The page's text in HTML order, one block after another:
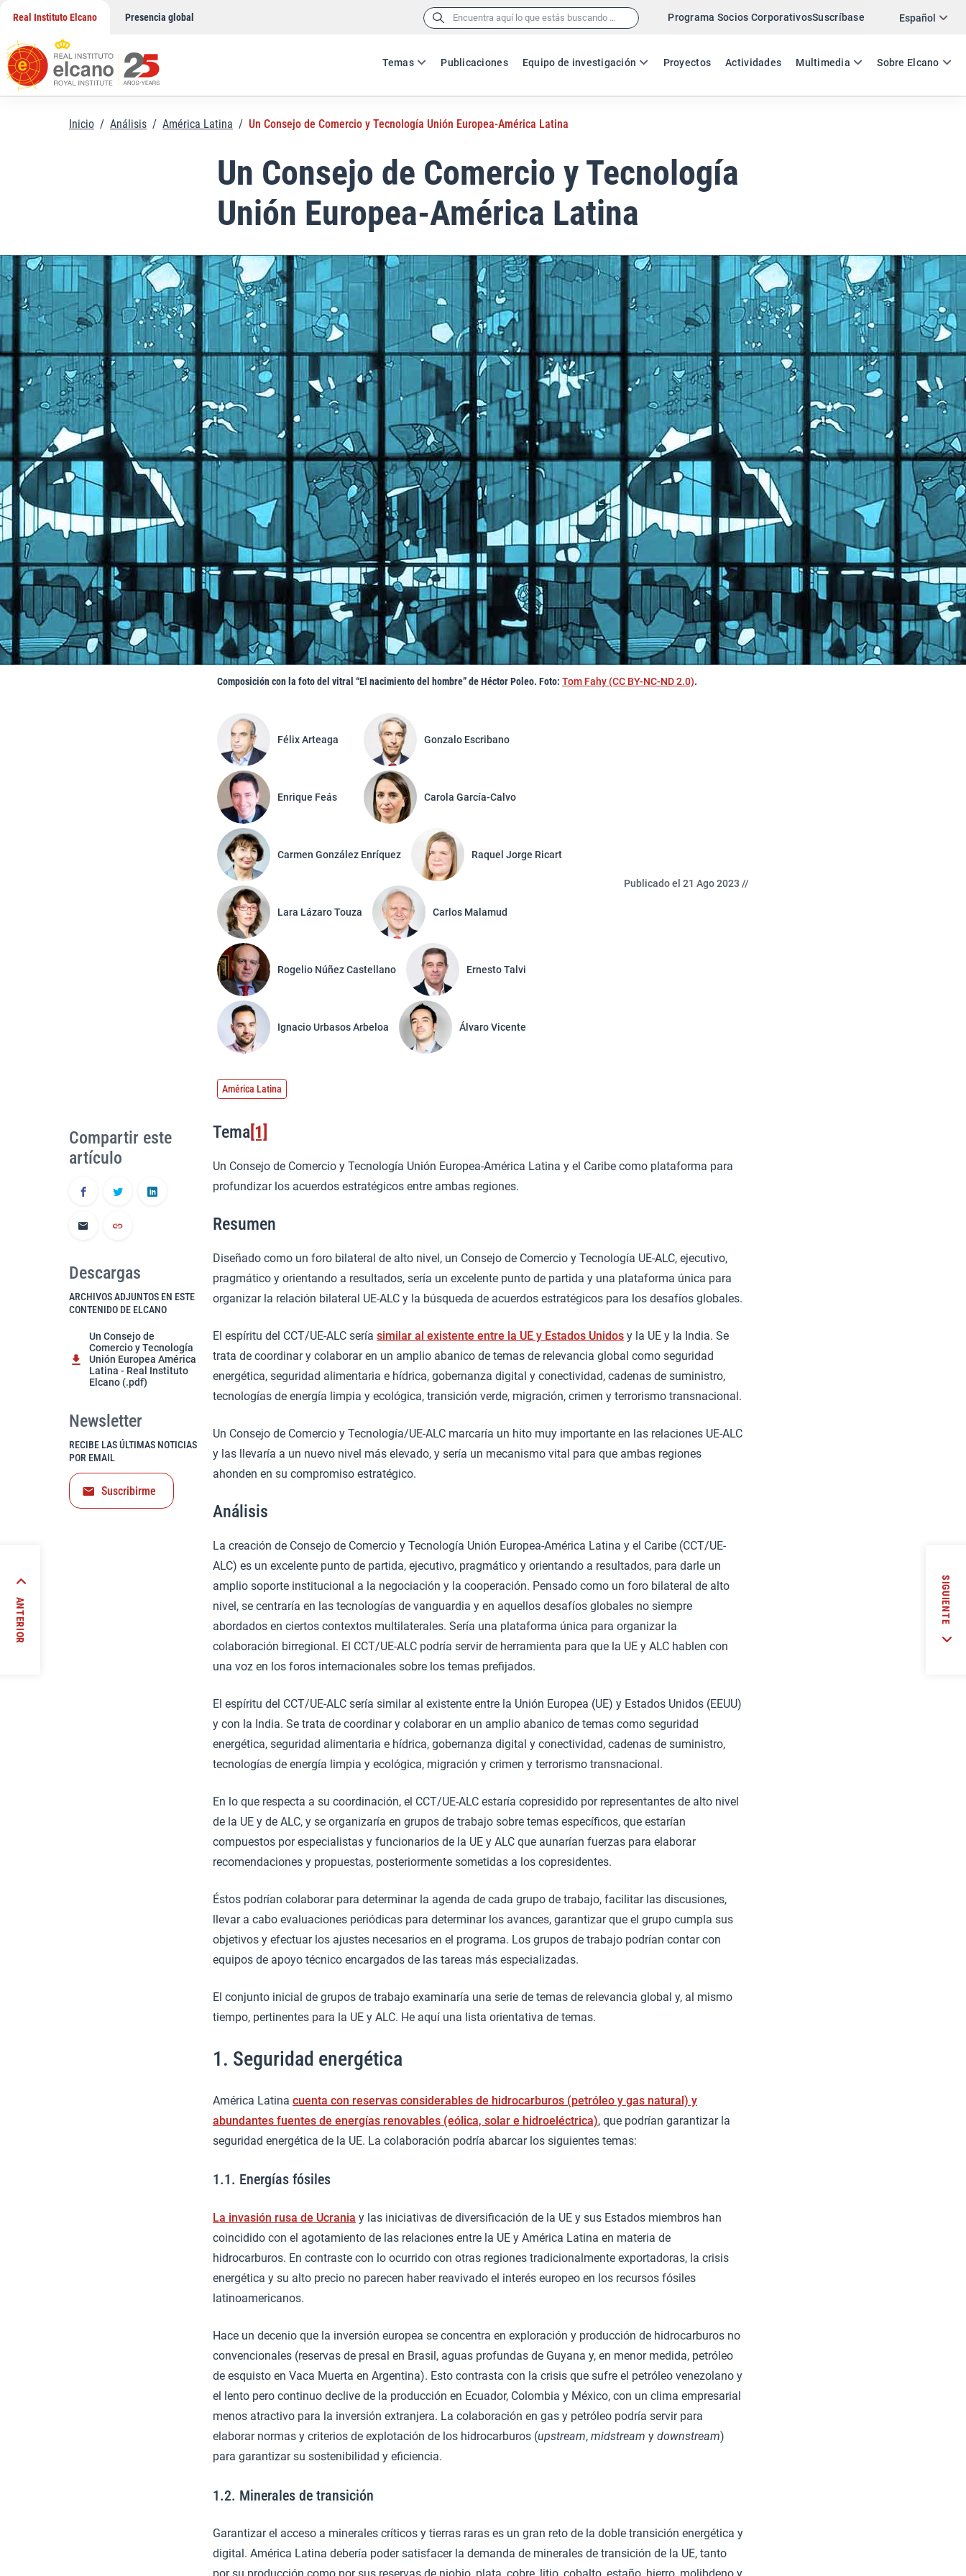
contenido
Real Instituto Elcano Presencia global Buscar: Programa Socios CorporativosSuscríbase Español
ES EN
Temas Publicaciones Equipo de investigación Proyectos Actividades Multimedia Sobre Elcano
Twitter
Inicio / Análisis / América Latina / Un Consejo de Comercio y Tecnología Unión Europea-América Latina
Un Consejo de Comercio y Tecnología
Unión Europea-América Latina
Composición con la foto del vitral “El nacimiento del hombre” de Héctor Poleo. Foto: Tom Fahy (CC BY-NC-ND 2.0).
Félix Arteaga Gonzalo Escribano
Enrique Feás Carola García-Calvo
Carmen González Enríquez Raquel Jorge Ricart
Lara Lázaro Touza Carlos Malamud
Rogelio Núñez Castellano Ernesto Talvi
Ignacio Urbasos Arbeloa Álvaro Vicente
Publicado el 21 Ago 2023 //
América Latina
Tema[1]
Un Consejo de Comercio y Tecnología Unión Europea-América Latina y el Caribe como plataforma para
profundizar los acuerdos estratégicos entre ambas regiones.
Resumen
Diseñado como un foro bilateral de alto nivel, un Consejo de Comercio y Tecnología UE-ALC, ejecutivo,
pragmático y orientando a resultados, sería un excelente punto de partida y una plataforma única para
organizar la relación bilateral UE-ALC y la búsqueda de acuerdos estratégicos para los desafíos globales.
El espíritu del CCT/UE-ALC sería similar al existente entre la UE y Estados Unidos y la UE y la India. Se
trata de coordinar y colaborar en un amplio abanico de temas de relevancia global como seguridad
energética, seguridad alimentaria e hídrica, gobernanza digital y conectividad, cadenas de suministro,
tecnologías de energía limpia y ecológica, transición verde, migración, crimen y terrorismo transnacional.
Un Consejo de Comercio y Tecnología/UE-ALC marcaría un hito muy importante en las relaciones UE-ALC
y las llevaría a un nuevo nivel más elevado, y sería un mecanismo vital para que ambas regiones
ahonden en su compromiso estratégico.
Análisis
La creación de Consejo de Comercio y Tecnología Unión Europea-América Latina y el Caribe (CCT/UE-
ALC) es un excelente punto de partida, ejecutivo, pragmático y orientando a resultados, para darle un
amplio soporte institucional a la negociación y la cooperación. Pensado como un foro bilateral de alto
nivel, se centraría en las tecnologías de vanguardia y en aquellos desafíos globales no siempre
abordados en ciertos contextos multilaterales. Sería una plataforma única para organizar la
colaboración birregional. El CCT/UE-ALC podría servir de herramienta para que la UE y ALC hablen con
una voz en los foros internacionales sobre los temas prefijados.
El espíritu del CCT/UE-ALC sería similar al existente entre la Unión Europea (UE) y Estados Unidos (EEUU)
y con la India. Se trata de coordinar y colaborar en un amplio abanico de temas como seguridad
energética, seguridad alimentaria e hídrica, gobernanza digital y conectividad, cadenas de suministro,
tecnologías de energía limpia y ecológica, migración y crimen y terrorismo transnacional.
En lo que respecta a su coordinación, el CCT/UE-ALC estaría copresidido por representantes de alto nivel
de la UE y de ALC, y se organizaría en grupos de trabajo sobre temas específicos, que estarían
compuestos por especialistas y funcionarios de la UE y ALC que aunarían fuerzas para elaborar
recomendaciones y propuestas, posteriormente sometidas a los copresidentes.
Éstos podrían colaborar para determinar la agenda de cada grupo de trabajo, facilitar las discusiones,
llevar a cabo evaluaciones periódicas para determinar los avances, garantizar que el grupo cumpla sus
objetivos y efectuar los ajustes necesarios en el programa. Los grupos de trabajo podrían contar con
equipos de apoyo técnico encargados de las tareas más especializadas.
El conjunto inicial de grupos de trabajo examinaría una serie de temas de relevancia global y, al mismo
tiempo, pertinentes para la UE y ALC. He aquí una lista orientativa de temas.
1. Seguridad energética
América Latina cuenta con reservas considerables de hidrocarburos (petróleo y gas natural) y
abundantes fuentes de energías renovables (eólica, solar e hidroeléctrica), que podrían garantizar la
seguridad energética de la UE. La colaboración podría abarcar los siguientes temas:
1.1. Energías fósiles
La invasión rusa de Ucrania y las iniciativas de diversificación de la UE y sus Estados miembros han
coincidido con el agotamiento de las relaciones entre la UE y América Latina en materia de
hidrocarburos. En contraste con lo ocurrido con otras regiones tradicionalmente exportadoras, la crisis
energética y su alto precio no parecen haber reavivado el interés europeo en los recursos fósiles
latinoamericanos.
Hace un decenio que la inversión europea se concentra en exploración y producción de hidrocarburos no
convencionales (reservas de presal en Brasil, aguas profundas de Guyana y, en menor medida, petróleo
de esquisto en Vaca Muerta en Argentina). Esto contrasta con la crisis que sufre el petróleo venezolano y
el lento pero continuo declive de la producción en Ecuador, Colombia y México, con un clima empresarial
menos atractivo para la inversión extranjera. La colaboración en gas y petróleo podría servir para
elaborar normas y criterios de explotación de los hidrocarburos (upstream, midstream y downstream)
para garantizar su sostenibilidad y eficiencia.
1.2. Minerales de transición
Garantizar el acceso a minerales críticos y tierras raras es un gran reto de la doble transición energética y
digital. América Latina debería poder satisfacer la demanda de minerales de transición de la UE, tanto
Compartir este
artículo
Descargas
ARCHIVOS ADJUNTOS EN ESTE
CONTENIDO DE ELCANO
Un Consejo de
Comercio y Tecnología
Unión Europea América
Latina - Real Instituto
Elcano (.pdf)
Newsletter
RECIBE LAS ÚLTIMAS NOTICIAS
POR EMAIL
Suscribirme
ANTERIOR SIGUIENTE